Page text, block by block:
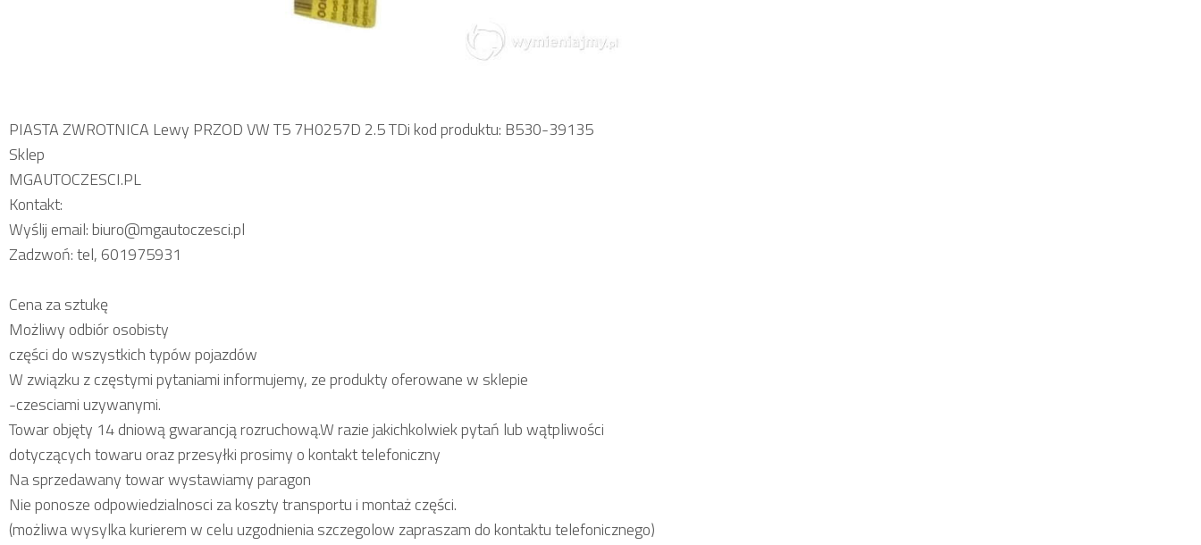
PIASTA ZWROTNICA Lewy PRZOD VW T5 7H0257D 2.5 TDi kod produktu: B530-39135
Sklep
MGAUTOCZESCI.PL
Kontakt:
Wyślij email: biuro@mgautoczesci.pl
Zadzwoń: tel, 601975931
Cena za sztukę
Możliwy odbiór osobisty
części do wszystkich typów pojazdów
W związku z częstymi pytaniami informujemy, ze produkty oferowane w sklepie
-czesciami uzywanymi.
Towar objęty 14 dniową gwarancją rozruchową.W razie jakichkolwiek pytań lub wątpliwości
dotyczących towaru oraz przesyłki prosimy o kontakt telefoniczny
Na sprzedawany towar wystawiamy paragon
Nie ponosze odpowiedzialnosci za koszty transportu i montaż części.
(możliwa wysylka kurierem w celu uzgodnienia szczegolow zapraszam do kontaktu telefonicznego)